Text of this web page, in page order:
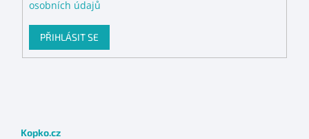
osobních údajů
PŘIHLÁSIT SE
Kopko.cz